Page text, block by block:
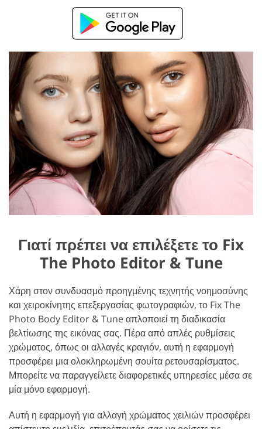
Γιατί πρέπει να επιλέξετε το Fix
The Photo Editor & Tune
Χάρη στον συνδυασμό προηγμένης τεχνητής νοημοσύνης
και χειροκίνητης επεξεργασίας φωτογραφιών, το Fix The
Photo Body Editor & Tune απλοποιεί τη διαδικασία
βελτίωσης της εικόνας σας. Πέρα από απλές ρυθμίσεις
χρώματος, όπως οι αλλαγές κραγιόν, αυτή η εφαρμογή
προσφέρει μια ολοκληρωμένη σουίτα ρετουσαρίσματος.
Μπορείτε να παραγγείλετε διαφορετικές υπηρεσίες μέσα σε
μία μόνο εφαρμογή.
Αυτή η εφαρμογή για αλλαγή χρώματος χειλιών προσφέρει